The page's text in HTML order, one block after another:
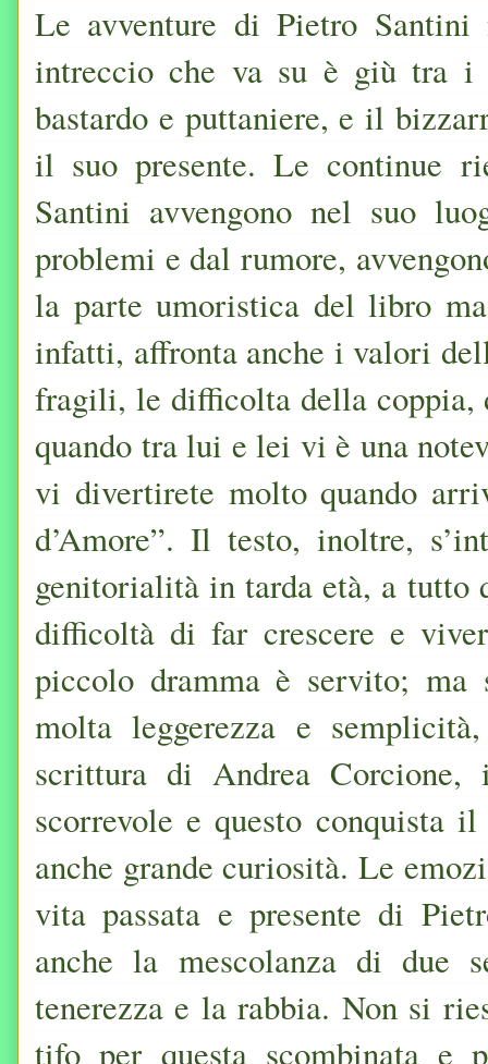
Le avventure di Pietro
intreccio che va su è giù tra i
bastardo e puttaniere, e il
il suo presente. Le continue
Santini avvengono nel suo
problemi e dal rumore,
la parte umoristica del libro
infatti, affronta anche i valori
fragili, le difficolta della coppia,
quando tra lui e lei vi è una
vi divertirete molto quando
d’Amore”. Il testo, inoltre,
genitorialità in tarda età, a tutto
difficoltà di far crescere e
piccolo dramma è servito;
molta leggerezza e
scrittura di Andrea
scorrevole e questo conquista
anche grande curiosità. Le
vita passata e presente di
anche la mescolanza di due
tenerezza e la rabbia. Non si
tifo per questa scombinata e